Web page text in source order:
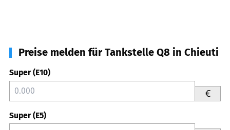
Preise melden für Tankstelle Q8 in Chieuti
Super (E10)
€
Super (E5)